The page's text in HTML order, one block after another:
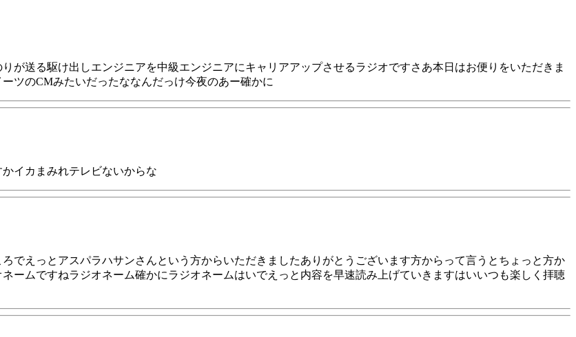
が送る駆け出しエンジニアを中級エンジニアにキャリアアップさせるラジオですさあ本日はお便りをいただきま
ツのCMみたいだったななんだっけ今夜のあー確かに
イカまみれテレビないからな
でえっとアスパラハサンさんという方からいただきましたありがとうございます方からって言うとちょっと方か
ームですねラジオネーム確かにラジオネームはいでえっと内容を早速読み上げていきますはいいつも楽しく拝聴